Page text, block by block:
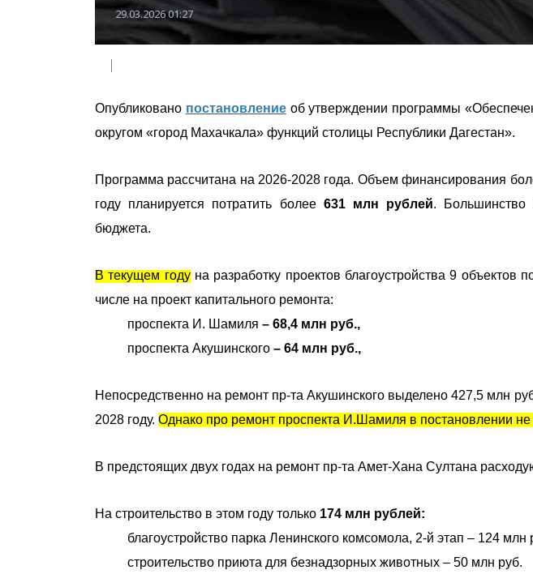
29.03.2026 01:27
Опубликовано постановлениеоб утверждении программы
округом «город Махачкала» функций столицы Республики Дагестан».
Программа рассчитана на 2026-2028 года. Объем финансирования
году планируется потратить более 631 млн рублей. Большинство
бюджета.
В текущем годуна разработку проектов благоустройства 9 объектов
числе на проект капитального ремонта:
проспекта И. Шамиля – 68,4 млн руб.,
проспекта Акушинского – 64 млн руб.,
Непосредственно на ремонт пр-та Акушинского выделено 427,5 млн
2028 году. Однако про ремонт проспекта И.Шамиля в постановлении не
В предстоящих двух годах на ремонт пр-та Амет-Хана Султана
На строительство в этом году только 174 млн рублей:
благоустройство парка Ленинского комсомола, 2-й этап – 124 млн
строительство приюта для безнадзорных животных – 50 млн руб.